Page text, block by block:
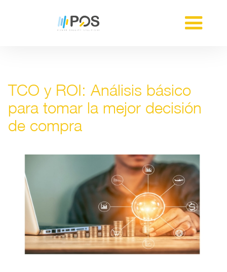
TCO y ROI: Análisis básico
para tomar la mejor decisión
de compra